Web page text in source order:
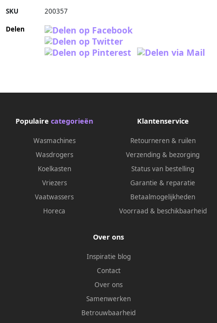
SKU 200357
Delen
Populaire categorieën
Wasmachines
Wasdrogers
Koelkasten
Vriezers
Vaatwassers
Horeca
Klantenservice
Retourneren & ruilen
Verzending & bezorging
Status van bestelling
Garantie & reparatie
Betaalmogelijkheden
Voorraad & beschikbaarheid
Over ons
Inspiratie blog
Contact
Over ons
Samenwerken
Betrouwbaarheid